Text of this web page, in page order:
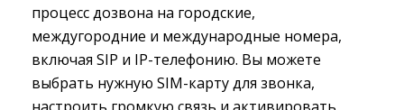
процесс дозвона на городские,
междугородние и международные номера,
включая SIP и IP-телефонию. Вы можете
выбрать нужную SIM-карту для звонка,